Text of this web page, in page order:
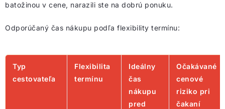
batožinou v cene, narazili ste na dobrú ponuku.
Odporúčaný čas nákupu podľa flexibility termínu:
Typ
cestovateľa
Flexibilita
termínu
Ideálny
čas
nákupu
pred
Očakávané
cenové
riziko pri
čakaní